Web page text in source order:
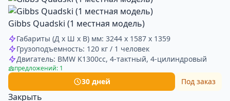
Gibbs Quadski (1 местная модель)
Габариты (Д х Ш х В) мм: 3244 х 1587 х 1359
Грузоподъемность: 120 кг / 1 человек
Двигатель: BMW K1300cc, 4-тактный, 4-цилиндровый
предложений: 1
30 дней Под заказ
Закрыть